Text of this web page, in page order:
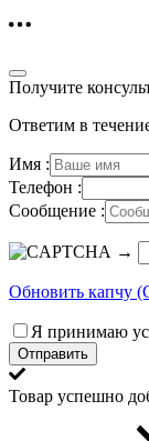
Получите
Ответим в
Имя :
Телефон :
Сообщение :
→
Обновить капчу
Я принимаю
Отправить
Товар успешно